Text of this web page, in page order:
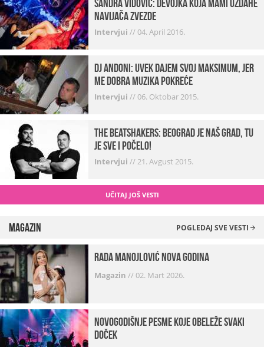
Sandra Vidović: devojka koja mami uzdahe
navijača Zvezde
Intervjui //04. April 2016.
Dj Andoni: Uvek dajem svoj maksimum, jer
me dobra muzika pokreće
Intervjui //06. Oktobar 2015.
The Beatshakers: Beograd je naš grad, tu
je sve i počelo!
Intervjui //21. Avgust 2015.
UČITAJ JOŠ VESTI
Magazin POGLEDAJ SVE VESTI
Rada Manojlović Nova godina
Magazin //02. Mart 2026.
Novogodišnje pesme koje obeleže svaki
Doček